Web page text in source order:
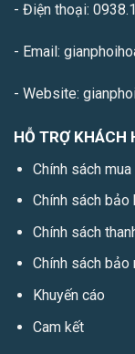
- Điện thoại:
- Email:
- Website:
HỖ TRỢ KHÁCH
Chính sách mua
Chính sách bảo
Chính sách
Chính sách bảo
Khuyến cáo
Cam kết